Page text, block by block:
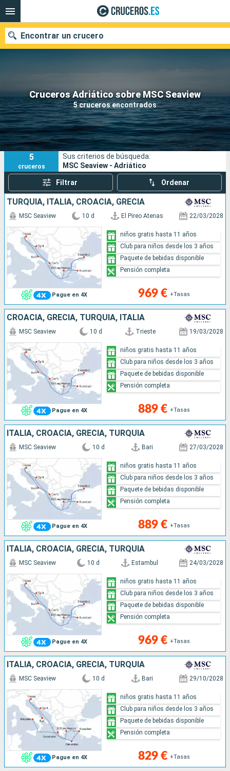
Cruceros Adriático sobre MSC Seaview
5 cruceros encontrados
Encontrar un crucero
Nuestros destinos
Fecha de salida
Puertos Compañías
Buscar
5
cruceros
Sus criterios de búsqueda:
MSC Seaview - Adriático
Filtrar Ordenar
TURQUÍA, ITALIA, CROACIA, GRECIA
Pague en 4X
MSC Seaview 10 d El Pireo Atenas 22/03/2028
969 € +Tasas
niños gratis hasta 11 años
Club para niños desde los 3 años
Paquete de bebidas disponible
Pensión completa
CROACIA, GRECIA, TURQUÍA, ITALIA
Pague en 4X
MSC Seaview 10 d Trieste 19/03/2028
889 € +Tasas
niños gratis hasta 11 años
Club para niños desde los 3 años
Paquete de bebidas disponible
Pensión completa
ITALIA, CROACIA, GRECIA, TURQUÍA
Pague en 4X
MSC Seaview 10 d Bari 27/03/2028
889 € +Tasas
niños gratis hasta 11 años
Club para niños desde los 3 años
Paquete de bebidas disponible
Pensión completa
ITALIA, CROACIA, GRECIA, TURQUÍA
Pague en 4X
MSC Seaview 10 d Estambul 24/03/2028
969 € +Tasas
niños gratis hasta 11 años
Club para niños desde los 3 años
Paquete de bebidas disponible
Pensión completa
ITALIA, CROACIA, GRECIA, TURQUÍA
Pague en 4X
MSC Seaview 10 d Bari 29/10/2028
829 € +Tasas
niños gratis hasta 11 años
Club para niños desde los 3 años
Paquete de bebidas disponible
Pensión completa